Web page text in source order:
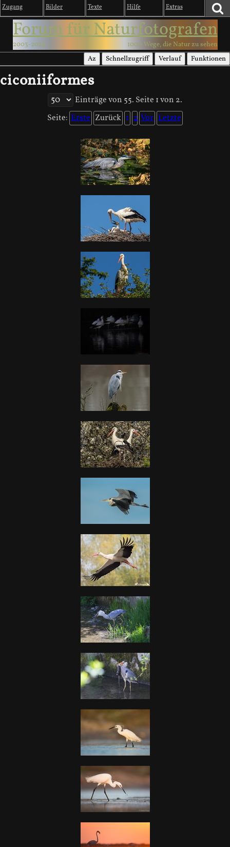
Zugang Bilder Texte Hilfe Extras
Forum für Naturfotografen
2003-2026 1000 Wege, die Natur zu sehen
Az Schnellzugriff Verlauf Funktionen
ciconiiformes
Einträge von 55. Seite 1 von 2.
Seite: Erste Zurück 1 2 Vor Letzte